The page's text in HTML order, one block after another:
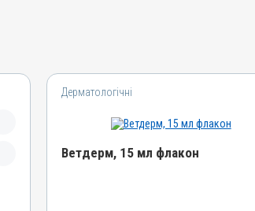
Дерматологічні
Ветдерм, 15 мл флакон